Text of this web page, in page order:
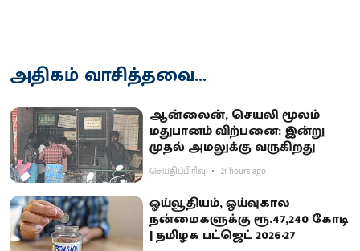
அதிகம் வாசித்தவை...
ஆன்லைன், செயலி மூலம்
மதுபானம் விற்பனை: இன்று
முதல் அமலுக்கு வருகிறது
செய்திப்பிரிவு 21 hours ago
ஓய்வூதியம், ஓய்வுகால
நன்மைகளுக்கு ரூ.47,240 கோடி
| தமிழக பட்ஜெட் 2026-27